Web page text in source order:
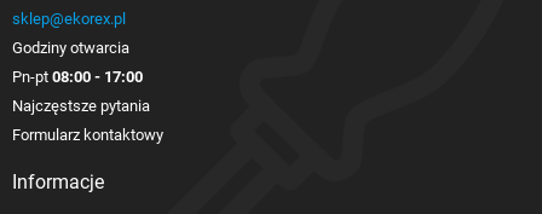
sklep@ekorex.pl
Godziny otwarcia
Pn-pt 08:00 - 17:00
Najczęstsze pytania
Formularz kontaktowy
Informacje